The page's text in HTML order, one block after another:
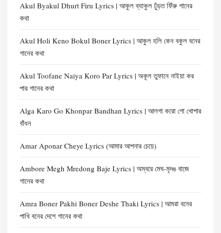
Akul Byakul Dhurt Firu Lyrics | আকুল ব্যাকুল ঢুঁড়ত ফিঁরু গানের
কথা
Akul Holi Keno Bokul Boner Lyrics | আকুল হলি কেন বকুল বনের
গানের কথা
Akul Toofane Naiya Koro Par Lyrics | অকূল তুফানে নাইয়া কর
পার গানের কথা
Alga Karo Go Khonpar Bandhan Lyrics | আলগা করো গো খোপার
বাঁধন
Amar Aponar Cheye Lyrics (আমার আপনার চেয়ে)
Ambore Megh Mredong Baje Lyrics | অম্বরে মেঘ-মৃদঙ বাজে
গানের কথা
Amra Boner Pakhi Boner Deshe Thaki Lyrics | আমরা বনের
পাখি বনের দেশে গানের কথা